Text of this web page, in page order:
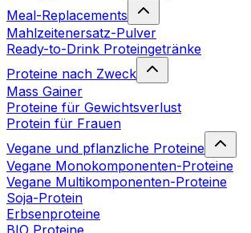
Meal-Replacements
Mahlzeitenersatz-Pulver
Ready-to-Drink Proteingetränke
Proteine nach Zweck
Mass Gainer
Proteine für Gewichtsverlust
Protein für Frauen
Vegane und pflanzliche Proteine
Vegane Monokomponenten-Proteine
Vegane Multikomponenten-Proteine
Soja-Protein
Erbsenproteine